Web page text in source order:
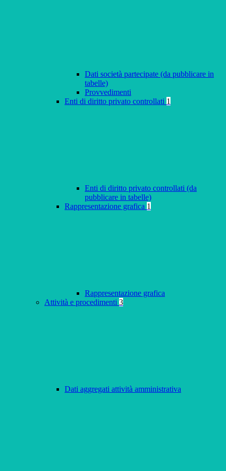
Dati società partecipate (da pubblicare in
tabelle)
Provvedimenti
Enti di diritto privato controllati 1
Enti di diritto privato controllati (da
pubblicare in tabelle)
Rappresentazione grafica 1
Rappresentazione grafica
Attività e procedimenti 3
Dati aggregati attività amministrativa